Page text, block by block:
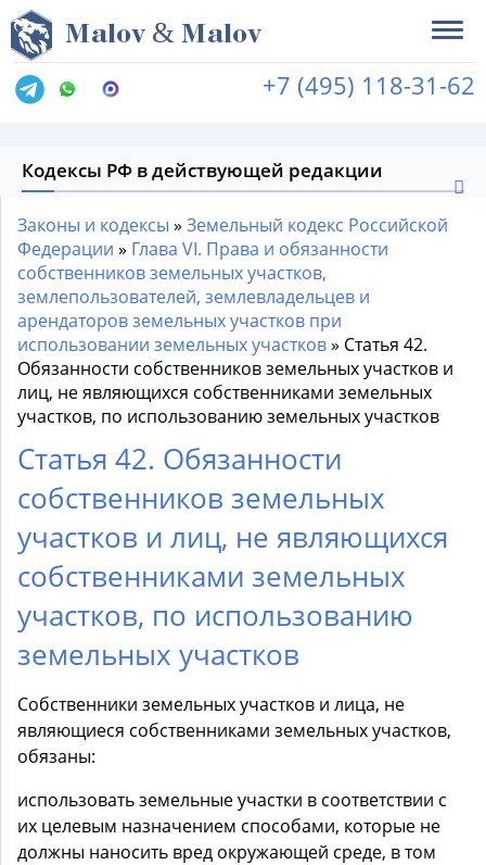
Malov & Malov
+7 (495) 118-31-62
Кодексы РФ в действующей редакции
Законы и кодексы » Земельный кодекс Российской
Федерации » Глава VI. Права и обязанности
собственников земельных участков,
землепользователей, землевладельцев и
арендаторов земельных участков при
использовании земельных участков» Статья 42.
Обязанности собственников земельных участков и
лиц, не являющихся собственниками земельных
участков, по использованию земельных участков
Статья 42. Обязанности
собственников земельных
участков и лиц, не являющихся
собственниками земельных
участков, по использованию
земельных участков
Собственники земельных участков и лица, не
являющиеся собственниками земельных участков,
обязаны:
использовать земельные участки в соответствии с
их целевым назначением способами, которые не
должны наносить вред окружающей среде, в том